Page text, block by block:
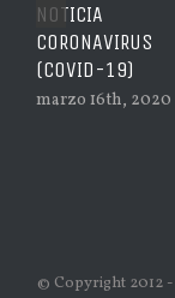
NOTICIA
CORONAVIRUS
(COVID-19)
marzo 16th, 2020
© Copyright 2012 -